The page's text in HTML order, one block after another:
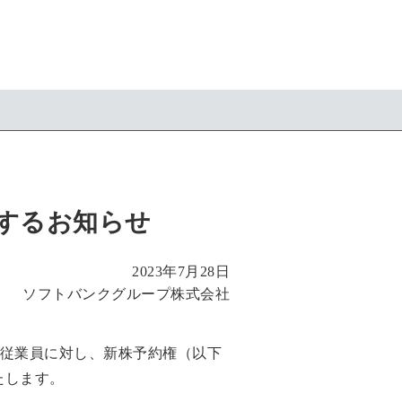
るお知らせ
2023年7月28日
ソフトバンクグループ株式会社
業員に対し、新株予約権（以下
ます。